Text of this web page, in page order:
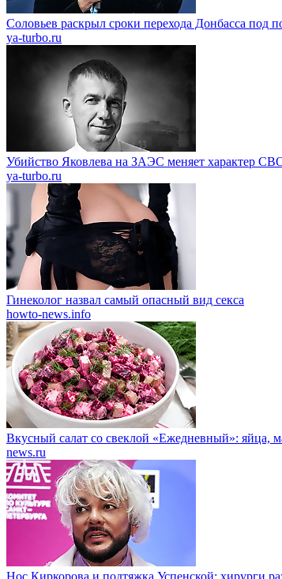
Соловьев раскрыл сроки перехода Донбасса под
ya-turbo.ru
Убийство Яковлева на ЗАЭС меняет характер
ya-turbo.ru
Гинеколог назвал самый опасный вид секса
howto-news.info
Вкусный салат со свеклой «Ежедневный»: яйца,
news.ru
Нос Киркорова и подтяжка Успенской: хирурги